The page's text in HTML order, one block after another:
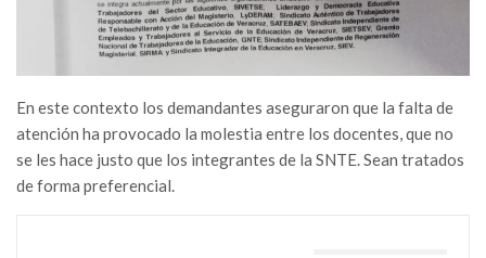
En este contexto los demandantes aseguraron que la falta de
atención ha provocado la molestia entre los docentes, que no
se les hace justo que los integrantes de la SNTE. Sean tratados
de forma preferencial.